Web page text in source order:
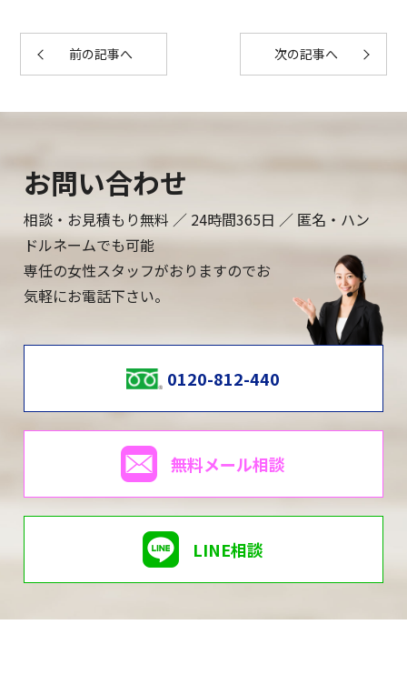
前の記事へ 次の記事へ
お問い合わせ
相談・お見積もり無料 ／ 24時間365日 ／ 匿名・ハン
ドルネームでも可能
専任の女性スタッフがおりますのでお
気軽にお電話下さい。
0120-812-440
無料メール相談
LINE相談